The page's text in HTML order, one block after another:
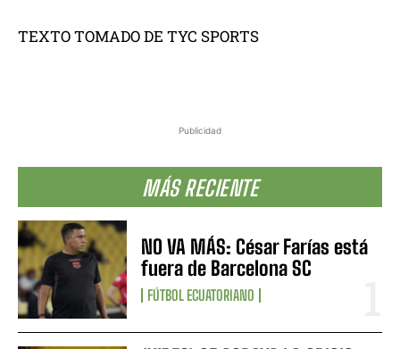
Publicidad
MÁS RECIENTE
NO VA MÁS: César Farías está
fuera de Barcelona SC
FÚTBOL ECUATORIANO
TEXTO TOMADO DE TYC SPORTS